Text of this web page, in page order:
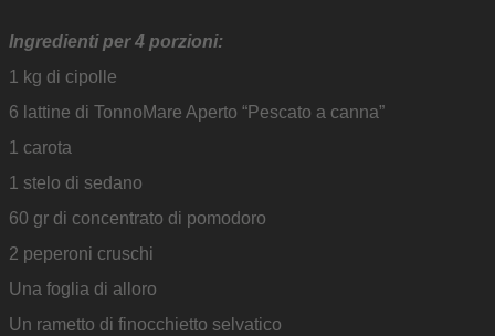
Ingredienti per 4 porzioni:
1 kg di cipolle
6 lattine di TonnoMare Aperto “Pescato a canna”
1 carota
1 stelo di sedano
60 gr di concentrato di pomodoro
2 peperoni cruschi
Una foglia di alloro
Un rametto di finocchietto selvatico